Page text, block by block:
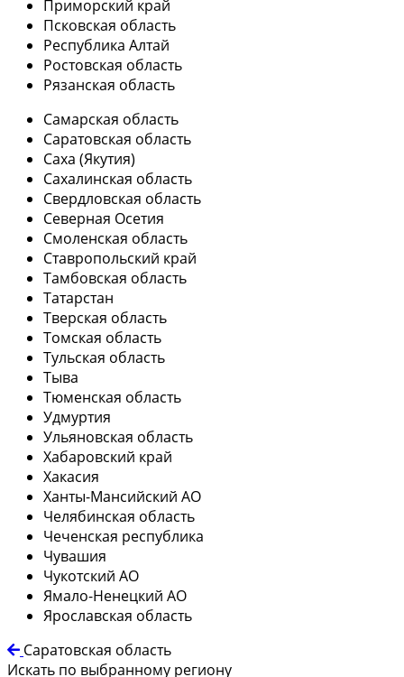
Приморский край
Псковская область
Республика Алтай
Ростовская область
Рязанская область
Самарская область
Саратовская область
Саха (Якутия)
Сахалинская область
Свердловская область
Северная Осетия
Смоленская область
Ставропольский край
Тамбовская область
Татарстан
Тверская область
Томская область
Тульская область
Тыва
Тюменская область
Удмуртия
Ульяновская область
Хабаровский край
Хакасия
Ханты-Мансийский АО
Челябинская область
Чеченская республика
Чувашия
Чукотский АО
Ямало-Ненецкий АО
Ярославская область
Саратовская область
Искать по выбранному региону